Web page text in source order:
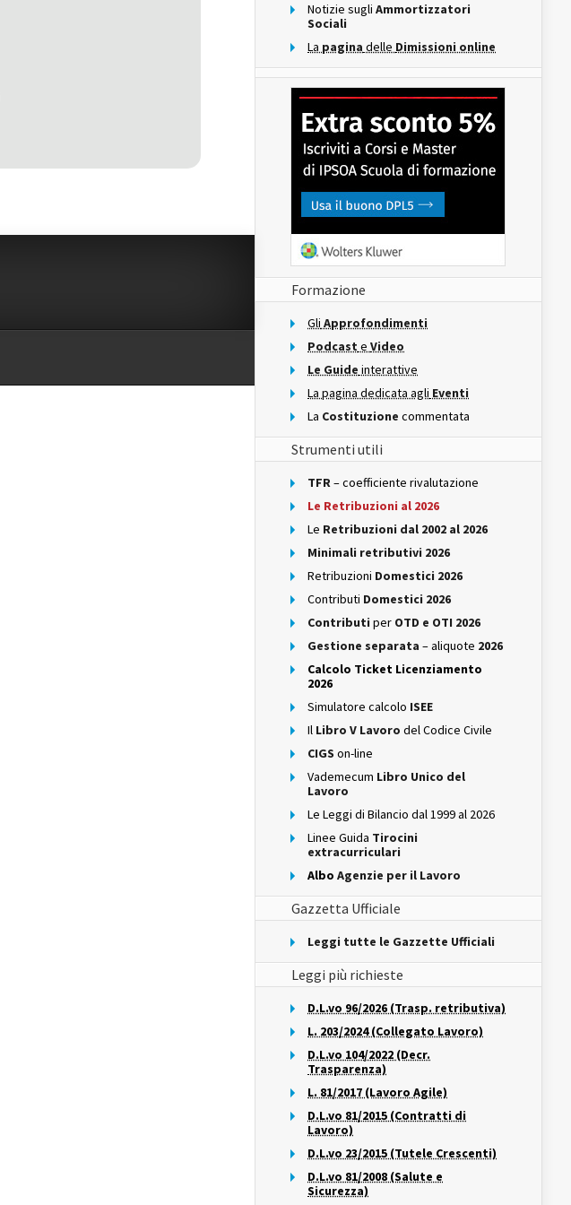
Notizie sugli Ammortizzatori
Sociali
La pagina delle Dimissioni online
Formazione
Gli Approfondimenti
Podcast e Video
Le Guide interattive
La pagina dedicata agli Eventi
La Costituzione commentata
Strumenti utili
TFR– coefficiente rivalutazione
Le Retribuzioni al 2026
Le Retribuzioni dal 2002 al 2026
Minimali retributivi 2026
Retribuzioni Domestici 2026
Contributi Domestici 2026
Contributi per OTD e OTI 2026
Gestione separata – aliquote 2026
Calcolo Ticket Licenziamento
2026
Simulatore calcolo ISEE
Il Libro V Lavoro del Codice Civile
CIGS on-line
Vademecum Libro Unico del
Lavoro
Le Leggi di Bilancio dal 1999 al 2026
Linee Guida Tirocini
extracurriculari
Albo Agenzie per il Lavoro
Gazzetta Ufficiale
Leggi tutte le Gazzette Ufficiali
Leggi più richieste
D.L.vo 96/2026 (Trasp. retributiva)
L. 203/2024 (Collegato Lavoro)
D.L.vo 104/2022 (Decr.
Trasparenza)
L. 81/2017 (Lavoro Agile)
D.L.vo 81/2015 (Contratti di
Lavoro)
D.L.vo 23/2015 (Tutele Crescenti)
D.L.vo 81/2008 (Salute e
Sicurezza)